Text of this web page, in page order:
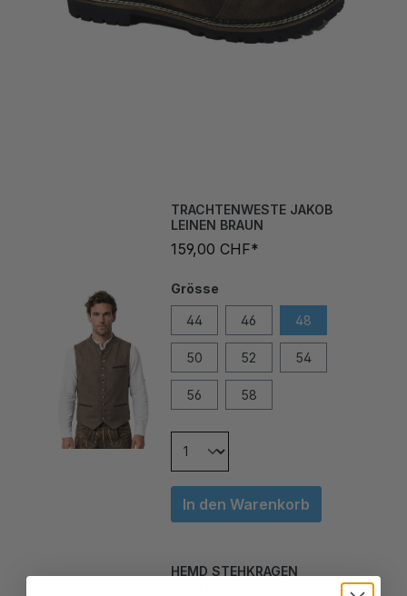
LEINEN BRAUN
159,00 CHF*
50 52 54
56 58
In den Warenkorb
BODENSEE BEIGE